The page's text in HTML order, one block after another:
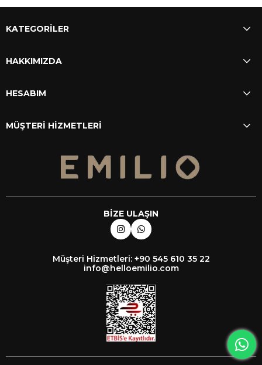
KATEGORİLER
HAKKIMIZDA
HESABIM
MÜŞTERİ HİZMETLERİ
BİZE ULAŞIN
Müşteri Hizmetleri: +90 545 610 35 22
info@helloemilio.com